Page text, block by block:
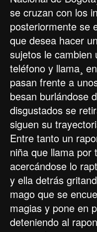
se cruzan con los
posteriormente se
que desea hacer
sujetos le cambien
teléfono y llama¸
pasan frente a
besan burlándose
disgustados se
siguen su
Entre tanto un
niña que llama por
acercándose lo
y ella detrás
mago que se
magias y pone en
deteniendo al